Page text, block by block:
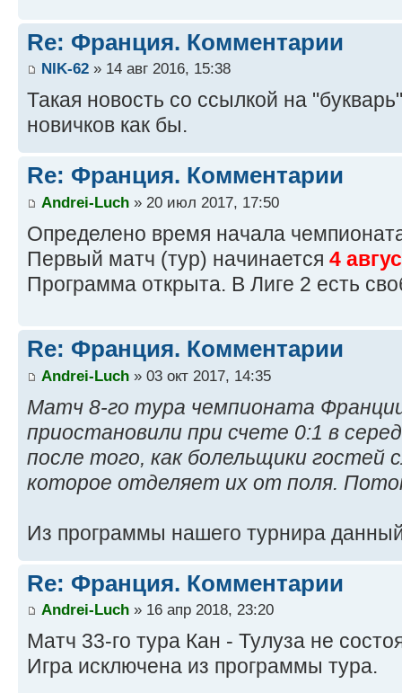
Re: Франция. Комментарии
NIK-62 » 14 авг 2016, 15:38
Такая новость со ссылкой на
новичков как бы.
Re: Франция. Комментарии
Andrei-Luch » 20 июл 2017, 17:50
Определено время начала
Первый матч (тур) начинается 4
Программа открыта. В Лиге 2 есть
Re: Франция. Комментарии
Andrei-Luch » 03 окт 2017, 14:35
Матч 8-го тура чемпионата
приостановили при счете 0:1 в
после того, как болельщики гостей
которое отделяет их от поля.
Из программы нашего турнира
Re: Франция. Комментарии
Andrei-Luch » 16 апр 2018, 23:20
Матч 33-го тура Кан - Тулуза не
Игра исключена из программы тура.